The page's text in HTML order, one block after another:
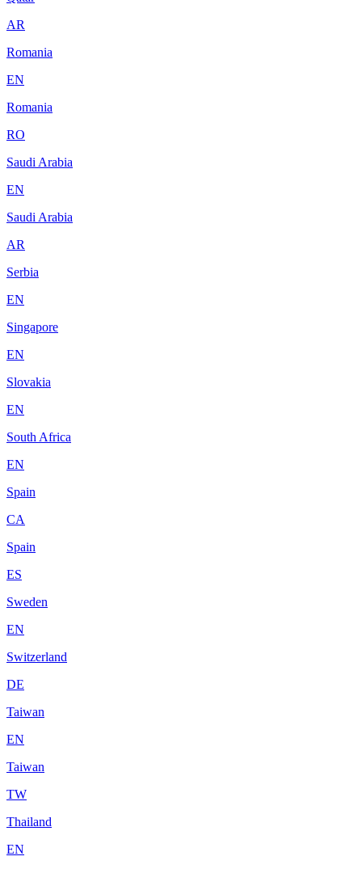
AR
Romania
EN
Romania
RO
Saudi Arabia
EN
Saudi Arabia
AR
Serbia
EN
Singapore
EN
Slovakia
EN
South Africa
EN
Spain
CA
Spain
ES
Sweden
EN
Switzerland
DE
Taiwan
EN
Taiwan
TW
Thailand
EN